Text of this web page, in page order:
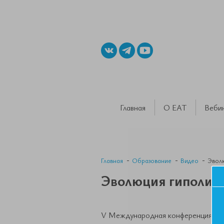
Главная О ЕАТ
Главная Образование Видео
Эволюция
V Международная конференция